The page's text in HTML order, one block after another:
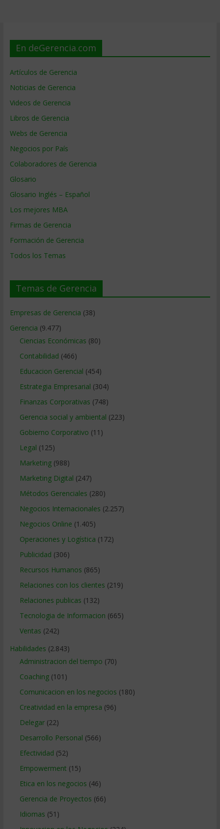
En deGerencia.com
Artículos de Gerencia
Noticias de Gerencia
Videos de Gerencia
Libros de Gerencia
Webs de Gerencia
Negocios por País
Colaboradores de Gerencia
Glosario
Glosario Inglés – Español
Los mejores MBA
Firmas de Gerencia
Formación de Gerencia
Todos los Temas
Temas de Gerencia
Empresas de Gerencia (38)
Gerencia (9.477)
Ciencias Económicas (80)
Contabilidad (466)
Educacion Gerencial (454)
Estrategia Empresarial (304)
Finanzas Corporativas (748)
Gerencia social y ambiental (223)
Gobierno Corporativo (11)
Legal (125)
Marketing(988)
Marketing Digital (247)
Métodos Gerenciales (280)
Negocios Internacionales (2.257)
Negocios Online (1.405)
Operaciones y Logística (172)
Publicidad (306)
Recursos Humanos (865)
Relaciones con los clientes (219)
Relaciones publicas (132)
Tecnologia de Informacion (665)
Ventas (242)
Habilidades (2.843)
Administracion del tiempo (70)
Coaching(101)
Comunicacion en los negocios (180)
Creatividad en la empresa (96)
Delegar(22)
Desarrollo Personal (566)
Efectividad (52)
Empowerment (15)
Etica en los negocios (46)
Gerencia de Proyectos (66)
Idiomas (51)